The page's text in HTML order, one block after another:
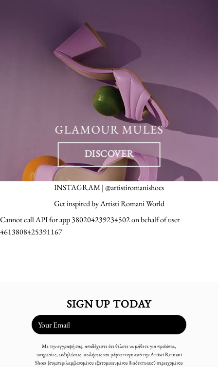
GLAMOUR MULES
DISCOVER
INSTAGRAM | @artistiromanishoes
Get inspired by Artisti Romani World
Cannot call API for app 380204239234502 on behalf of user
4613808425391167
SIGN UP TODAY
Με την εγγραφή σας, αποδέχεστε ότι θέλετε να μάθετε για προϊόντα,
υπηρεσίες, εκδηλώσεις, πωλήσεις και μάρκετινγκ από την Artisti Romani
Shoes (συμπεριλαμβανομένου εξατομικευμένου διαδικτυακού περιεχομένου